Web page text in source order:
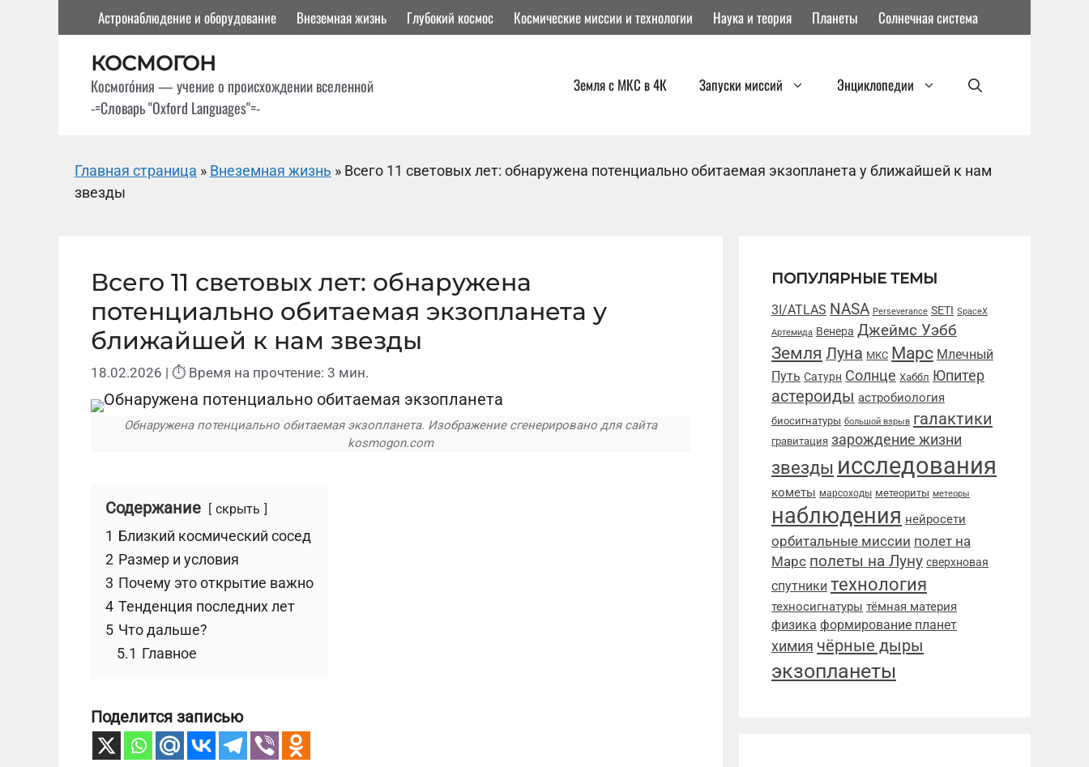
содержимому
Астронаблюдение и оборудование Внеземная жизнь Глубокий космос Космические миссии и технологии Наука и теория Планеты Солнечная система
КОСМОГОН
Космого́ния — учение о происхождении вселенной
-=Словарь "Oxford Languages"=-
Земля с МКС в 4К Запуски миссий Энциклопедии
Главная страница » Внеземная жизнь » Всего 11 световых лет: обнаружена потенциально обитаемая экзопланета у ближайшей к нам
звезды
Всего 11 световых лет: обнаружена
потенциально обитаемая экзопланета у
ближайшей к нам звезды
18.02.2026 | ⏱ Время на прочтение: 3 мин.
Обнаружена потенциально обитаемая экзопланета. Изображение сгенерировано для сайта
kosmogon.com
Содержание скрыть
1 Близкий космический сосед
2 Размер и условия
3 Почему это открытие важно
4 Тенденция последних лет
5 Что дальше?
5.1 Главное
Поделится записью
ПОПУЛЯРНЫЕ ТЕМЫ
3I/ATLAS NASA Perseverance SETI SpaceX
Артемида Венера Джеймс Уэбб
Земля Луна МКС Марс Млечный
Путь Сатурн Солнце Хаббл Юпитер
астероиды астробиология
биосигнатуры большой взрыв галактики
гравитация зарождение жизни
звезды исследования
кометы марсоходы метеориты метеоры
наблюдения нейросети
орбитальные миссии полет на
Марс полеты на Луну сверхновая
спутники технология
техносигнатуры тёмная материя
физика формирование планет
химия чёрные дыры
экзопланеты